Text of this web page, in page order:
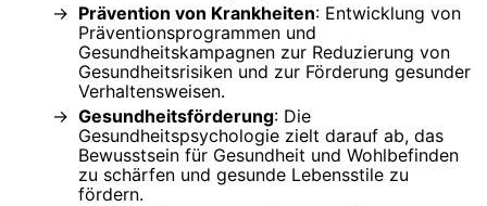
Prävention von Krankheiten: Entwicklung von
Präventionsprogrammen und
Gesundheitskampagnen zur Reduzierung von
Gesundheitsrisiken und zur Förderung gesunder
Verhaltensweisen.
Gesundheitsförderung: Die
Gesundheitspsychologie zielt darauf ab, das
Bewusstsein für Gesundheit und Wohlbefinden
zu schärfen und gesunde Lebensstile zu
fördern.